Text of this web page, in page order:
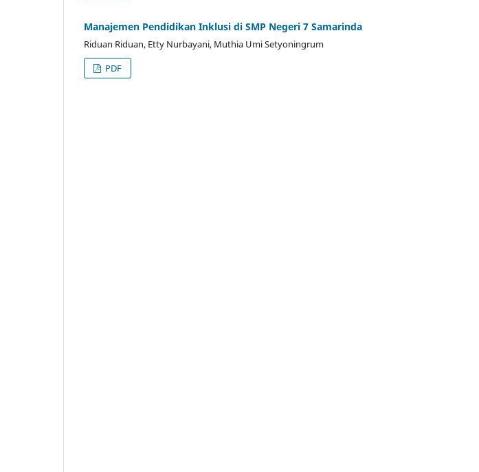
Manajemen Pendidikan Inklusi di SMP Negeri 7 Samarinda
Riduan Riduan, Etty Nurbayani, Muthia Umi Setyoningrum
PDF